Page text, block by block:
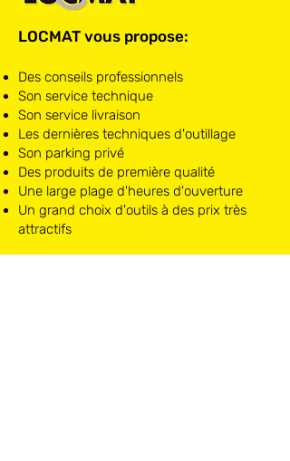
LOCMAT vous propose:
Des conseils professionnels
Son service technique
Son service livraison
Les dernières techniques d'outillage
Son parking privé
Des produits de première qualité
Une large plage d'heures d'ouverture
Un grand choix d'outils à des prix très
attractifs